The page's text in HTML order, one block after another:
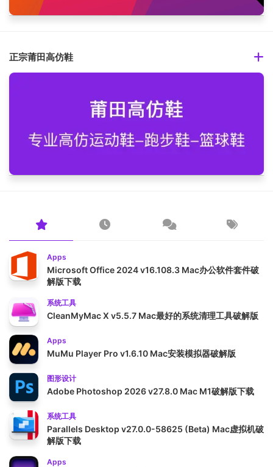
正宗莆田高仿鞋
Apps
Microsoft Office 2024 v16.108.3 Mac办公软件套件破
解版下载
系统工具
CleanMyMac X v5.5.7 Mac最好的系统清理工具破解版
Apps
MuMu Player Pro v1.6.10 Mac安装模拟器破解版
图形设计
Adobe Photoshop 2026 v27.8.0 Mac M1破解版下载
系统工具
Parallels Desktop v27.0.0-58625 (Beta) Mac虚拟机破
解版下载
Apps